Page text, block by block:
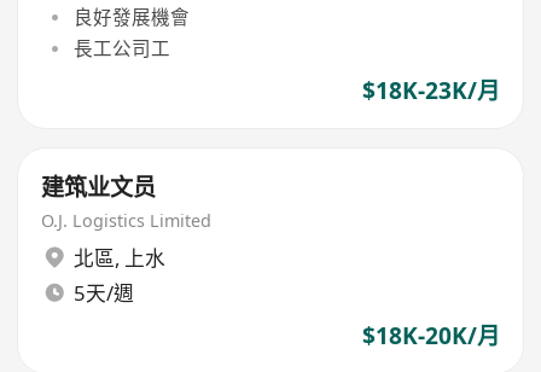
良好發展機會
長工公司工
$18K-23K/月
建筑业文员
O.J. Logistics Limited
北區, 上水
5天/週
$18K-20K/月